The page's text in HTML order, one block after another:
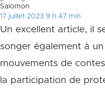
Salomon
17 juillet 2023 9 h 47 min
Un excellent article, il
songer également à
mouvements de
la participation de